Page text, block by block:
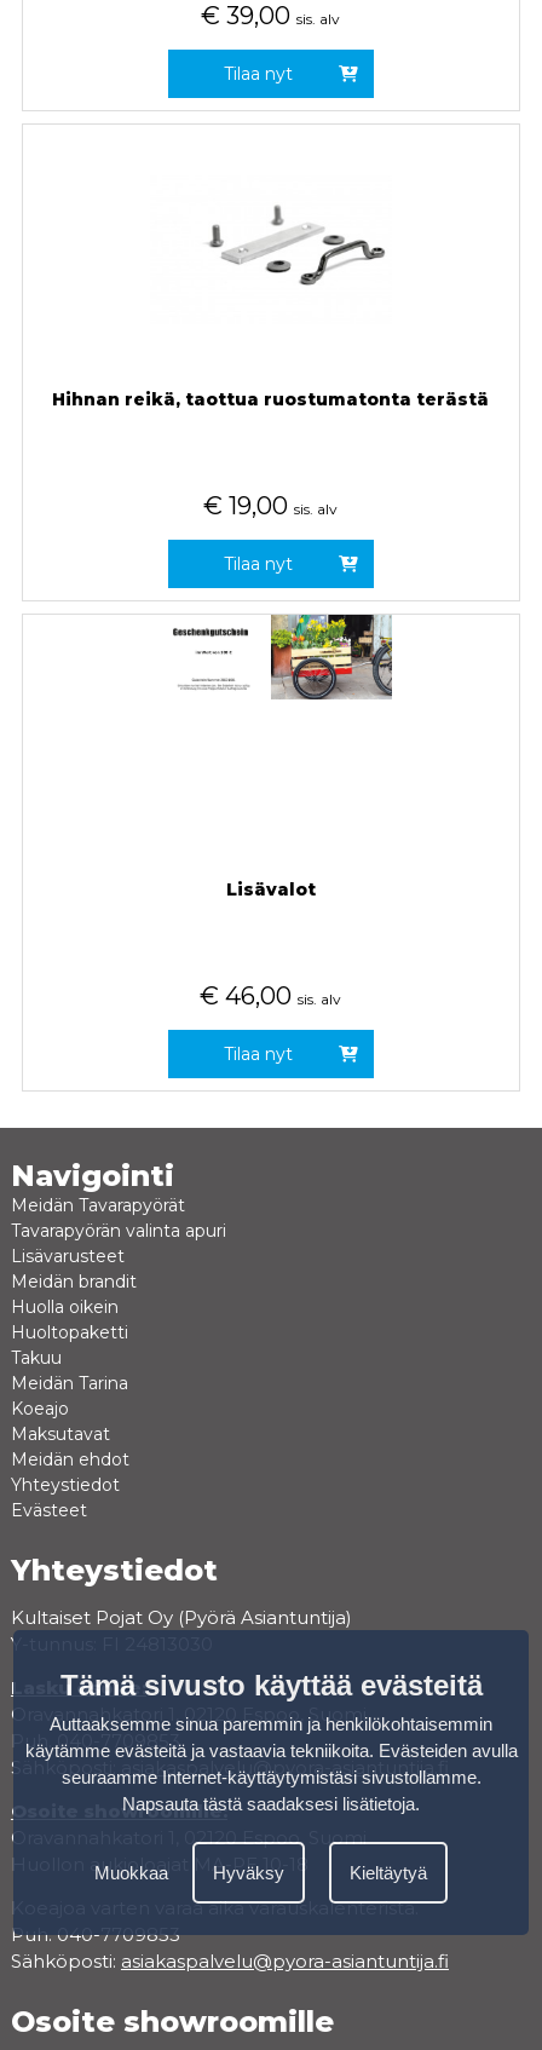
€ 39,00 sis. alv
Tilaa nyt
Hihnan reikä, taottua ruostumatonta terästä
€ 19,00 sis. alv
Tilaa nyt
Lisävalot
€ 46,00 sis. alv
Tilaa nyt
Navigointi
Meidän Tavarapyörät
Tavarapyörän valinta apuri
Lisävarusteet
Meidän brandit
Huolla oikein
Huoltopaketti
Takuu
Meidän Tarina
Koeajo
Maksutavat
Meidän ehdot
Yhteystiedot
Evästeet
Yhteystiedot
Kultaiset Pojat Oy (Pyörä Asiantuntija)
Y-tunnus: FI 24813030
Lasku osoite:
Oravannahkatori 1, 02120 Espoo, Suomi
Puh. 040-7709853
Sähköposti:
asiakaspalvelu@pyora-asiantuntija.fi
Osoite showroomille:
Oravannahkatori 1, 02120 Espoo, Suomi
Huollon aukioloajat MA-PE 10-18
Koeajoa varten varaa aika varauskalenterista.
Puh. 040-7709853
Sähköposti: asiakaspalvelu@pyora-asiantuntija.fi
Osoite showroomille
Tämä sivusto käyttää evästeitä
Auttaaksemme sinua paremmin ja henkilökohtaisemmin
käytämme evästeitä ja vastaavia tekniikoita. Evästeiden avulla
seuraamme Internet-käyttäytymistäsi sivustollamme.
Napsauta tästä saadaksesi lisätietoja.
Muokkaa Hyväksy Kieltäytyä